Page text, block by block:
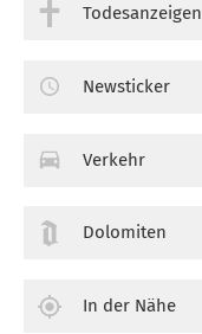
Todesanzeigen
Newsticker
Verkehr
Dolomiten
In der Nähe